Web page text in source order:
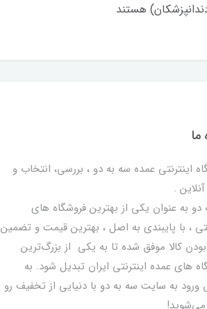
هستند
ما
اینترنتی عمده سه به دو ، بررسی، انتخاب و
.
دو به عنوان یکی از بهترين فروشگاه های
، با پایبندی به اصل ، بهترين قيمت و تضمین
کالا موفق شده تا به يكي از بزرگ‌ترين
هاي عمده اینترنتی ایران تبدیل شود. به
به سایت سه به دو با دنیایی از تخفيف رو
می‌شوید!